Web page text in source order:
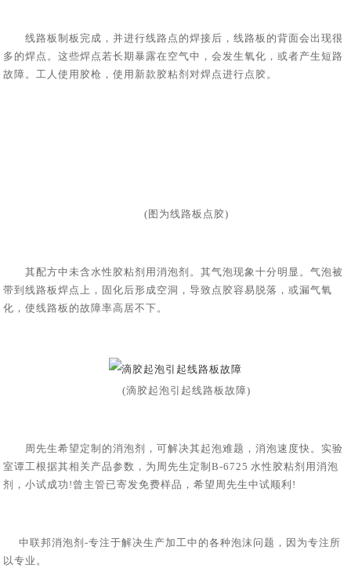
线路板制板完成，并进行线路点的焊接后，线路板的背面会出现很
多的焊点。这些焊点若长期暴露在空气中，会发生氧化，或者产生短路
故障。工人使用胶枪，使用新款胶粘剂对焊点进行点胶。
(图为线路板点胶)
其配方中未含水性胶粘剂用消泡剂 。其气泡现象十分明显。气泡被
带到线路板焊点上，固化后形成空洞，导致点胶容易脱落，或漏气氧
化，使线路板的故障率高居不下。
(滴胶起泡引起线路板故障)
周先生希望定制的消泡剂，可解决其起泡难题，消泡速度快。实验
室谭工根据其相关产品参数，为周先生定制B-6725 水性胶粘剂用消泡
剂，小试成功!曾主管已寄发免费样品，希望周先生中试顺利!
中联邦消泡剂-专注于解决生产加工中的各种泡沫问题，因为专注所
以专业。